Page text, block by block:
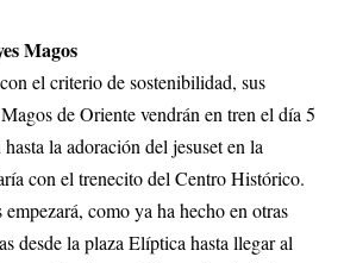
Magos
el criterio de sostenibilidad, sus
de Oriente vendrán en tren el día 5
la adoración del jesuset en la
con el trenecito del Centro Histórico.
como ya ha hecho en otras
desde la plaza Elíptica hasta llegar al